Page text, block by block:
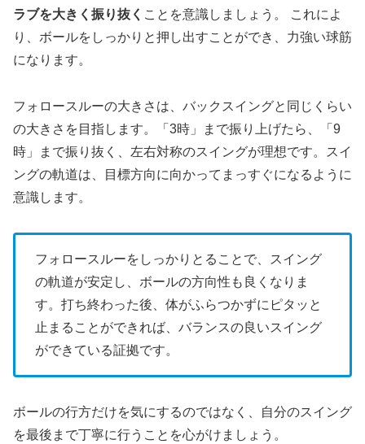
ラブを大きく振り抜く ことを意識しましょう。 これによ
り、ボールをしっかりと押し出すことができ、力強い球筋
になります。
フォロースルーの大きさは、バックスイングと同じくらい
の大きさを目指します。「3時」まで振り上げたら、「9
時」まで振り抜く、左右対称のスイングが理想です。スイ
ングの軌道は、目標方向に向かってまっすぐになるように
意識します。
フォロースルーをしっかりとることで、スイング
の軌道が安定し、ボールの方向性も良くなりま
す。打ち終わった後、体がふらつかずにピタッと
止まることができれば、バランスの良いスイング
ができている証拠です。
ボールの行方だけを気にするのではなく、自分のスイング
を最後まで丁寧に行うことを心がけましょう。